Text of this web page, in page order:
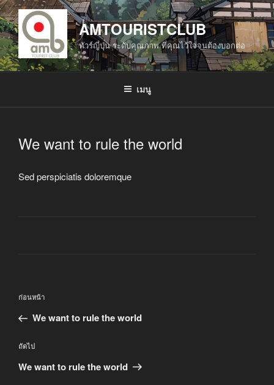
ข้าม
ไป
ยัง
บทความ
AMTOURISTCLUB
ทัวร์ญี่ปุ่น ระดับคุณภาพ ที่คุณไว้ใจจนต้องบอกต่อ
เมนู
We want to rule the world
Sed perspiciatis doloremque
แนะแนว
เรื่อง
เรื่อง
ก่อน
ก่อนหน้า
We want to rule the world
เรื่อง
ถัด
ถัดไป
We want to rule the world